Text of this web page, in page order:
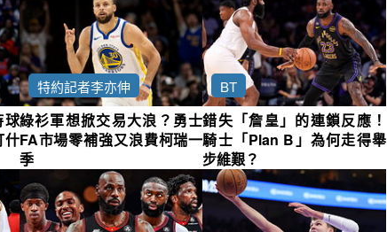
球
什
特約記者李亦伸
綠衫軍想掀交易大浪？勇士
FA市場零補強又浪費柯瑞一
季
BT
錯失「詹皇」的連鎖反應！
騎士「Plan B」為何走得舉
步維艱？